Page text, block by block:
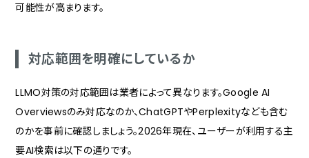
可能性が高まります。
対応範囲を明確にしているか
LLMO対策の対応範囲は業者によって異なります。Google AI
Overviewsのみ対応なのか、ChatGPTやPerplexityなども含む
のかを事前に確認しましょう。2026年現在、ユーザーが利用する主
要AI検索は以下の通りです。